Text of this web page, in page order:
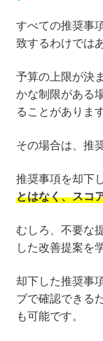
すべての推奨事
致するわけでは
予算の上限が決
かな制限がある
ることがあります
その場合は、推
推奨事項を却下
とはなく、スコ
むしろ、不要な
した改善提案を
却下した推奨事
ブで確認できる
も可能です。